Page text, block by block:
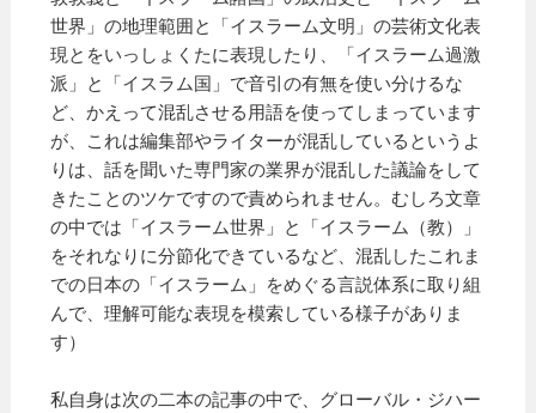
世界」の地理範囲と「イスラーム文明」の芸術文化表
現とをいっしょくたに表現したり、「イスラーム過激
派」と「イスラム国」で音引の有無を使い分けるな
ど、かえって混乱させる用語を使ってしまっています
が、これは編集部やライターが混乱しているというよ
りは、話を聞いた専門家の業界が混乱した議論をして
きたことのツケですので責められません。むしろ文章
の中では「イスラーム世界」と「イスラーム（教）」
をそれなりに分節化できているなど、混乱したこれま
での日本の「イスラーム」をめぐる言説体系に取り組
んで、理解可能な表現を模索している様子がありま
す）
私自身は次の二本の記事の中で、グローバル・ジハー